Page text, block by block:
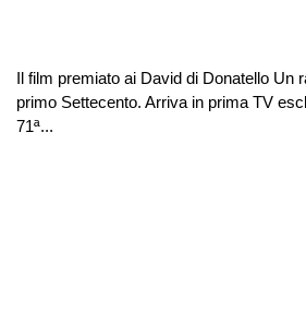
Il film premiato ai David di Donatello Un
primo Settecento. Arriva in prima TV
71ª...